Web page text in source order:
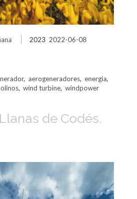
2023 2022-06-08
, aerogeneradores, energia,
, wind turbine, windpower
de Codés.